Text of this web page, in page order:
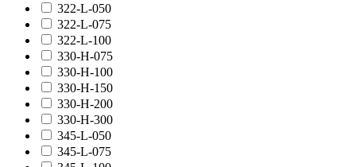
322-L-050
322-L-075
322-L-100
330-H-075
330-H-100
330-H-150
330-H-200
330-H-300
345-L-050
345-L-075